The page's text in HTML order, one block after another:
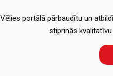
Vēlies portālā pārbaudītu un
stiprinās